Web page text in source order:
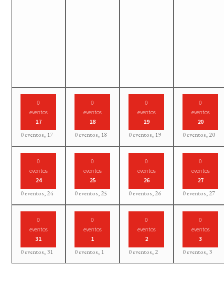
0
eventos
17
0 eventos, 17
0
eventos
18
0 eventos, 18
0
eventos
19
0 eventos, 19
0
eventos
20
0 eventos,20
0
eventos
24
0 eventos,24
0
eventos
25
0 eventos,25
0
eventos
26
0 eventos,26
0
eventos
27
0 eventos,27
0
eventos
31
0 eventos, 31
0
eventos
1
0 eventos, 1
0
eventos
2
0 eventos,2
0
eventos
3
0 eventos, 3